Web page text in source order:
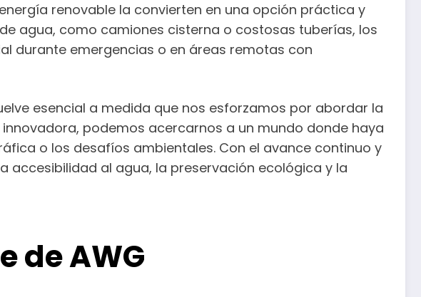
renovable la convierten en una opción práctica y
agua, como camiones cisterna o costosas tuberías, los
durante emergencias o en áreas remotas con
esencial a medida que nos esforzamos por abordar la
podemos acercarnos a un mundo donde haya
o los desafíos ambientales. Con el avance continuo y
al agua, la preservación ecológica y la
de AWG